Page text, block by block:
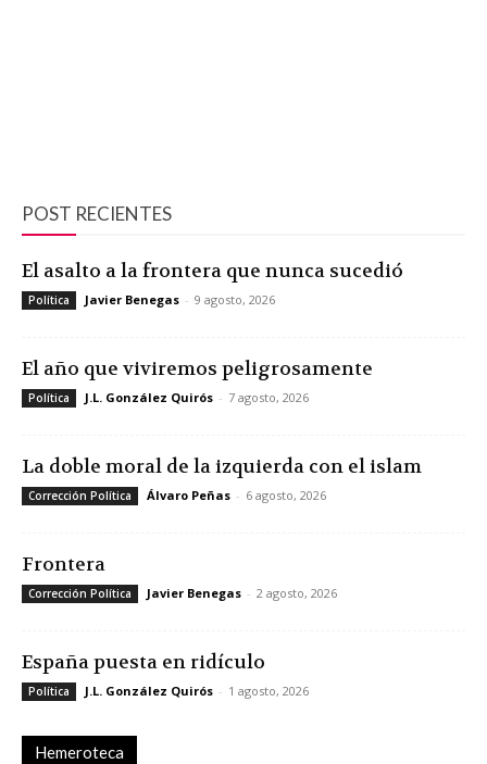
POST RECIENTES
El asalto a la frontera que nunca sucedió
Política Javier Benegas - 9 agosto, 2026
El año que viviremos peligrosamente
Política J.L. González Quirós - 7 agosto, 2026
La doble moral de la izquierda con el islam
Corrección Política Álvaro Peñas - 6 agosto, 2026
Frontera
Corrección Política Javier Benegas - 2 agosto, 2026
España puesta en ridículo
Política J.L. González Quirós - 1 agosto, 2026
Hemeroteca